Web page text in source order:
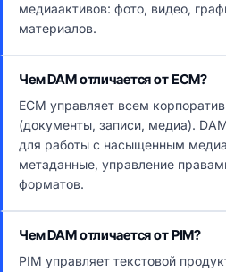
медиаактивов: фото, видео,
материалов.
Чем DAM отличается от ECM?
ECM управляет всем
(документы, записи, медиа).
для работы с насыщенным
метаданные, управление
форматов.
Чем DAM отличается от PIM?
PIM управляет текстовой